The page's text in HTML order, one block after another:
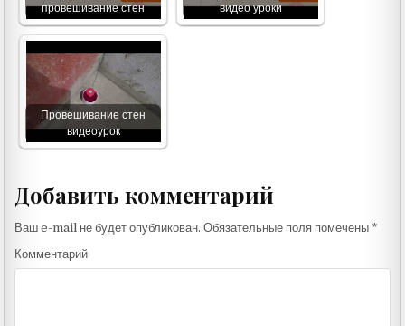
провешивание стен
видео уроки
Провешивание стен
видеоурок
Добавить комментарий
Ваш e-mail не будет опубликован. Обязательные поля помечены *
Комментарий